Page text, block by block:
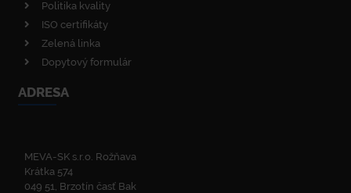
Politika kvality
ISO certifikáty
Zelená linka
Dopytový formulár
ADRESA
MEVA-SK s.r.o. Rožňava
Krátka 574
049 51, Brzotín časť Bak